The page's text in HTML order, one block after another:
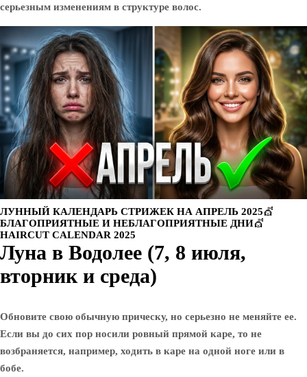
серьезным изменениям в структуре волос.
ЛУННЫЙ КАЛЕНДАРЬ СТРИЖЕК НА АПРЕЛЬ 2025💇
БЛАГОПРИЯТНЫЕ И НЕБЛАГОПРИЯТНЫЕ ДНИ💇
HAIRCUT CALENDAR 2025
Луна в Водолее (7, 8 июля,
вторник и среда)
Обновите свою обычную прическу, но серьезно не меняйте ее.
Если вы до сих пор носили ровный прямой каре, то не
возбраняется, например, ходить в каре на одной ноге или в
бобе.